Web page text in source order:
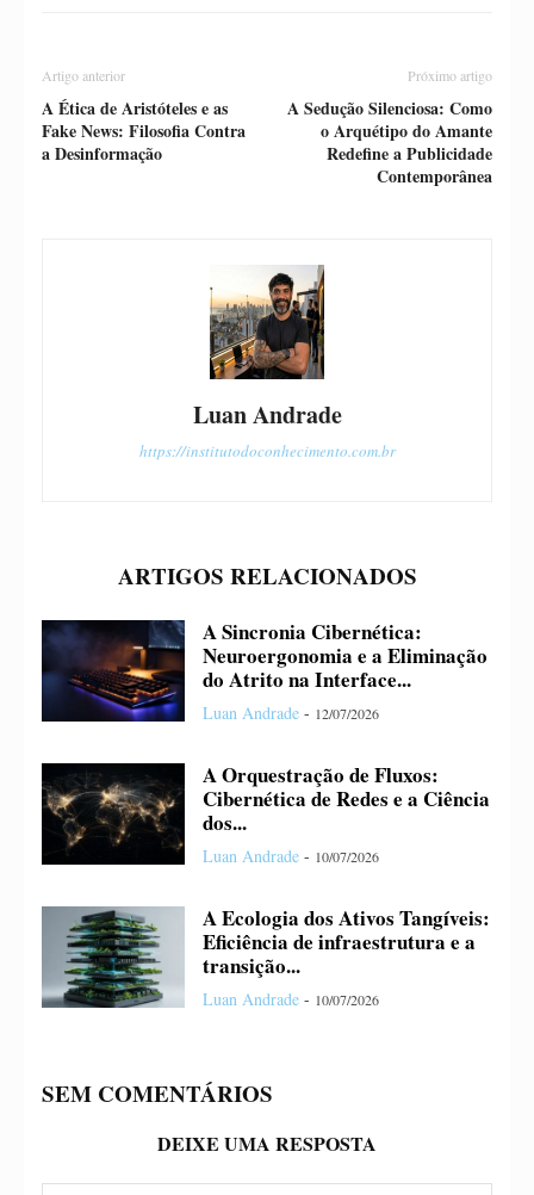
Artigo anterior
A Ética de Aristóteles e as
Fake News: Filosofia Contra
a Desinformação
Próximo artigo
A Sedução Silenciosa: Como
o Arquétipo do Amante
Redefine a Publicidade
Contemporânea
Luan Andrade
https://institutodoconhecimento.com.br
ARTIGOS RELACIONADOS
A Sincronia Cibernética:
Neuroergonomia e a Eliminação
do Atrito na Interface...
Luan Andrade - 12/07/2026
A Orquestração de Fluxos:
Cibernética de Redes e a Ciência
dos...
Luan Andrade - 10/07/2026
A Ecologia dos Ativos Tangíveis:
Eficiência de infraestrutura e a
transição...
Luan Andrade - 10/07/2026
SEM COMENTÁRIOS
DEIXE UMA RESPOSTA